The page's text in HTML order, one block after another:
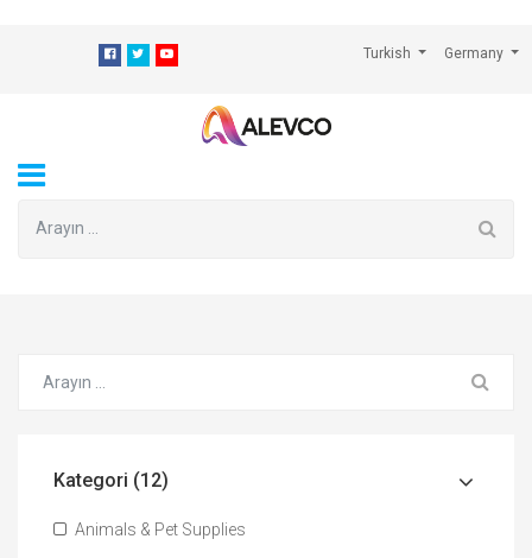
Turkish Germany
Kategori (12)
Animals & Pet Supplies